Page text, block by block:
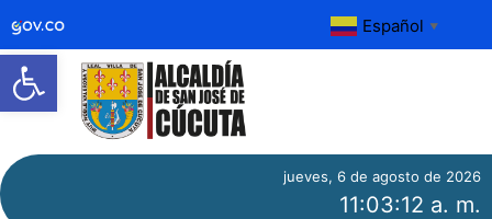
Abrir barra de herramientas
Español ▼
jueves, 6 de agosto de 2026
11:03:12 a. m.